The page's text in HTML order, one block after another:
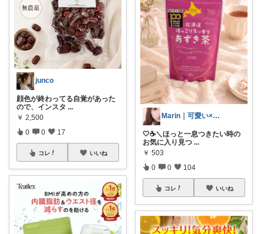
junco
顔色が終わってる自覚があった
ので、インスタ ...
￥ 2,500
0 0 17
コレ いいね
Marin｜可愛い×ブランド美容
🤍☕＼ほっと一息つきたい時の
お気に入り見つ ...
￥ 503
0 0 104
コレ いいね